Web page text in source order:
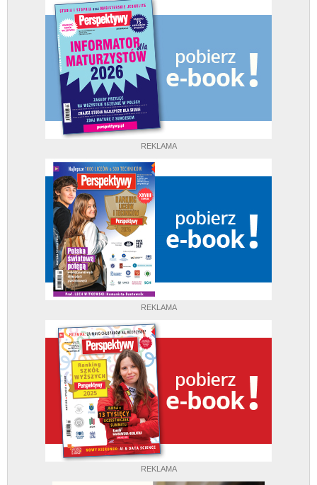
REKLAMA
REKLAMA
REKLAMA